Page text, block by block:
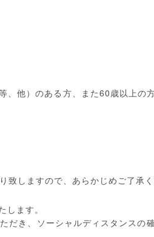
、他）のある方、また 60 歳以上の
致しますので、あらかじめご了承く
します。
だき、ソーシャルディスタンスの